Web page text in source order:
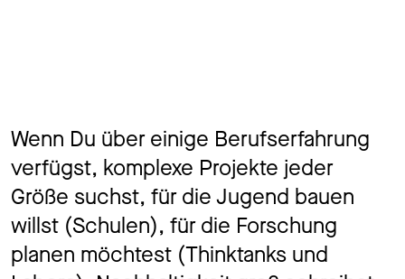
Wenn Du über einige Berufserfahrung
verfügst, komplexe Projekte jeder
Größe suchst, für die Jugend bauen
willst (Schulen), für die Forschung
planen möchtest (Thinktanks und